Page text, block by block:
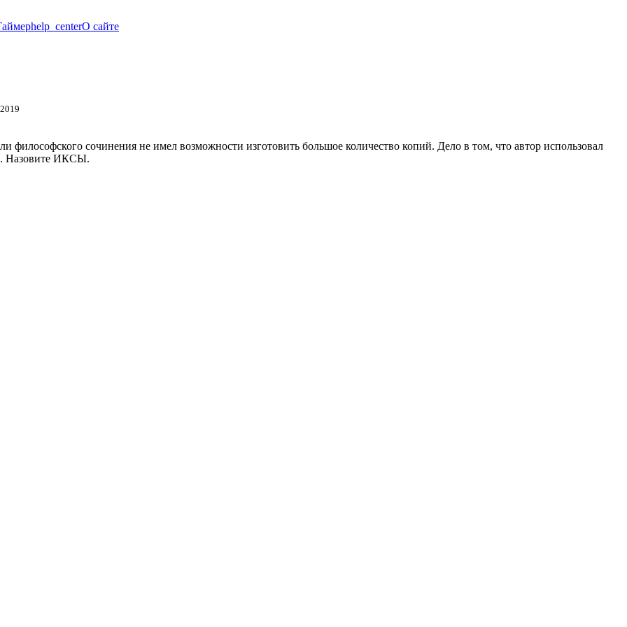
help_centerО сайте
философского сочинения не имел возможности изготовить большое количество копий. Дело в том, что автор использовал
Назовите ИКСЫ.